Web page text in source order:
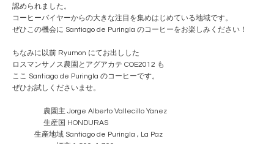
認められました。
コーヒーバイヤーからの大きな注目を集めはじめている地域です。
ぜひこの機会に Santiago de Puringla のコーヒーをお楽しみください！
ちなみに以前 Ryumon にてお出しした
ロスマンサノス農園とアグアカテ COE2012 も
ここ Santiago de Puringla のコーヒーです。
ぜひお試しくださいませ。
農園主 Jorge Alberto Vallecillo Yanez
生産国 HONDURAS
生産地域 Santiago de Puringla , La Paz